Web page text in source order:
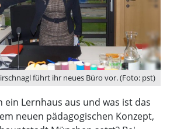
führt ihr neues Büro vor. (Foto: pst)
ein Lernhaus aus und was ist das
neuen pädagogischen Konzept,